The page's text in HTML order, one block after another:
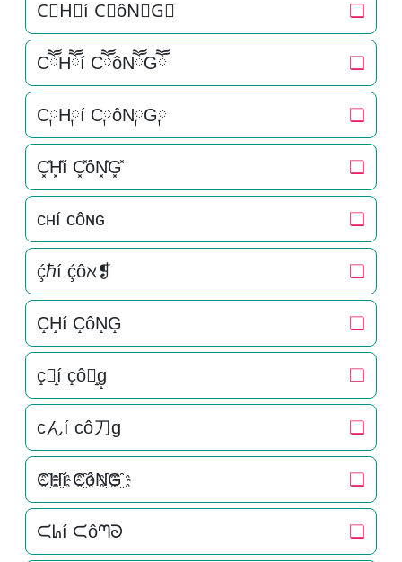
C⃒H⃒í C⃒ôN⃒G⃒ ❏
CཽHཽí CཽôNཽGཽ ❏
C༙H༙í C༙ôN༙G༙ ❏
C͓̽H͓̽í C͓̽ôN͓̽G͓̽ ❏
ᴄʜí ᴄôɴɢ ❏
ḉℏí ḉôℵ❡ ❏
C̝H̝í C̝ôN̝G̝ ❏
c̝ん̝í c̝ô刀̝g̝ ❏
cんí cô刀g ❏
C҈H҈í C҈ôN҈G҈ ❏
ᙅᖺí ᙅôᘉᘐ ❏